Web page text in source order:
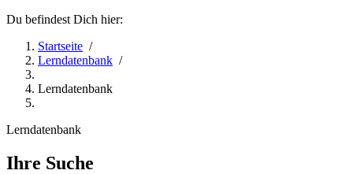
Du befindest Dich hier:
Startseite /
Lerndatenbank /
Lerndatenbank
Lerndatenbank
Ihre Suche